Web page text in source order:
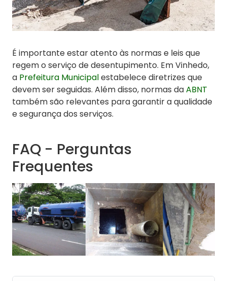
É importante estar atento às normas e leis que
regem o serviço de desentupimento. Em Vinhedo,
a Prefeitura Municipalestabelece diretrizes que
devem ser seguidas. Além disso, normas daABNT
também são relevantes para garantir a qualidade
e segurança dos serviços.
FAQ - Perguntas
Frequentes